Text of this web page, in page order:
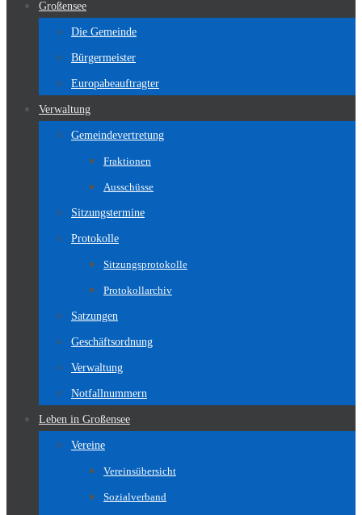
Großensee
Die Gemeinde
Bürgermeister
Europabeauftragter
Verwaltung
Gemeindevertretung
Fraktionen
Ausschüsse
Sitzungstermine
Protokolle
Sitzungsprotokolle
Protokollarchiv
Satzungen
Geschäftsordnung
Verwaltung
Notfallnummern
Leben in Großensee
Vereine
Vereinsübersicht
Sozialverband